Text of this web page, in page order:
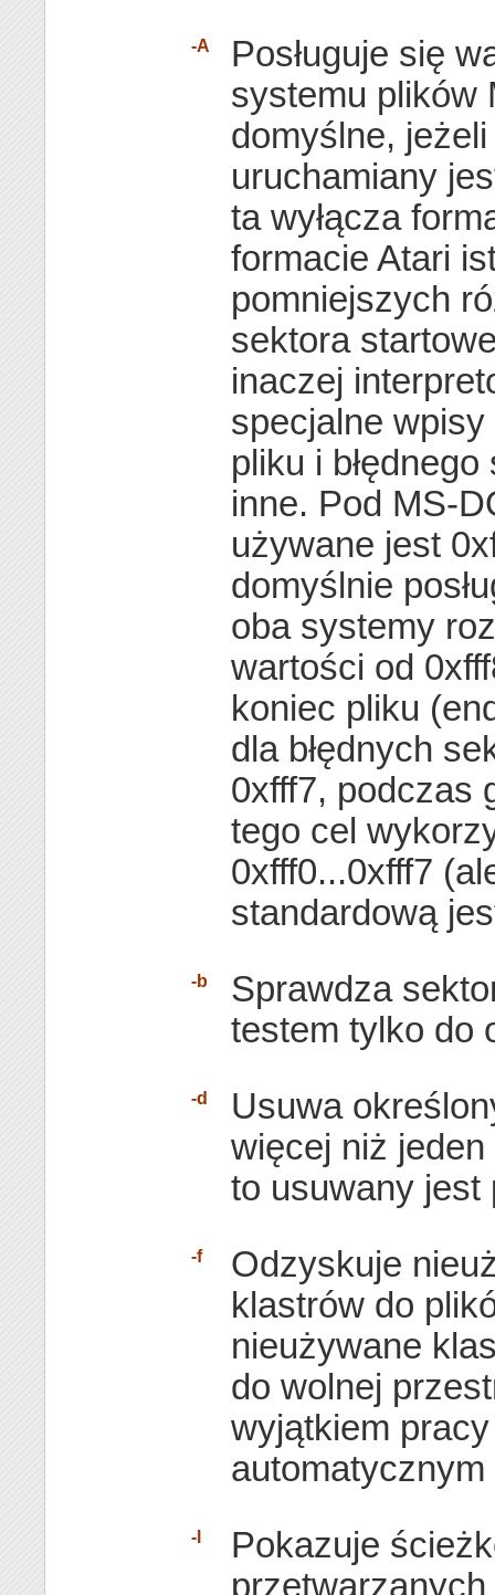
-A
Posługuje się
systemu plików
domyślne,
uruchamiany
ta wyłącza
formacie Atari
pomniejszych
sektora
inaczej
specjalne
pliku i
inne. Pod MS-
używane jest
domyślnie
oba systemy
wartości od
koniec pliku
dla błędnych
0xfff7, podczas
tego cel
0xfff0...0xfff7
standardową
-b
Sprawdza
testem tylko do
-d
Usuwa
więcej niż
to usuwany jest
-f
Odzyskuje
klastrów do
nieużywane
do wolnej
wyjątkiem
automatycznym
-l
Pokazuje
przetwarzanych